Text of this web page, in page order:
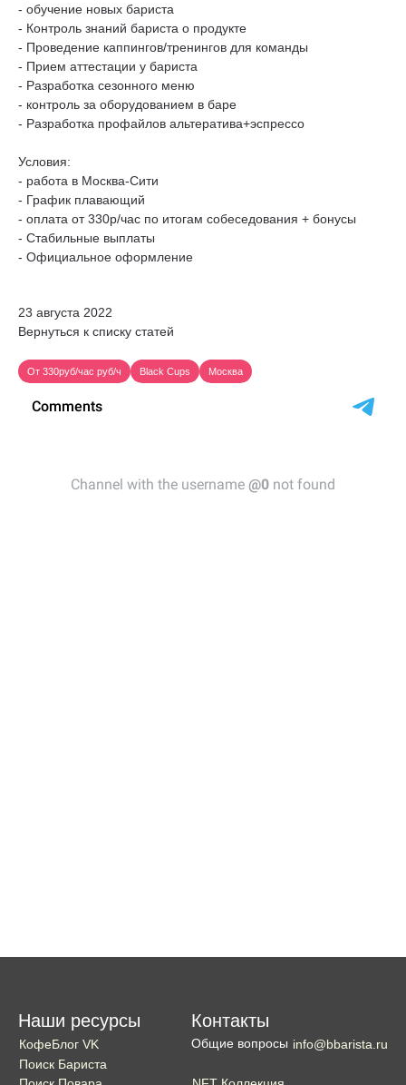
- обучение новых бариста
- Контроль знаний бариста о продукте
- Проведение каппингов/тренингов для команды
- Прием аттестации у бариста
- Разработка сезонного меню
- контроль за оборудованием в баре
- Разработка профайлов альтератива+эспрессо
Условия:
- работа в Москва-Сити
- График плавающий
- оплата от 330р/час по итогам собеседования + бонусы
- Стабильные выплаты
- Официальное оформление
23 августа 2022
Вернуться к списку статей
От 330руб/час руб/ч Black Cups Москва
Наши ресурсы
КофеБлог VK
Поиск Бариста
Контакты
Общие вопросы info@bbarista.ru